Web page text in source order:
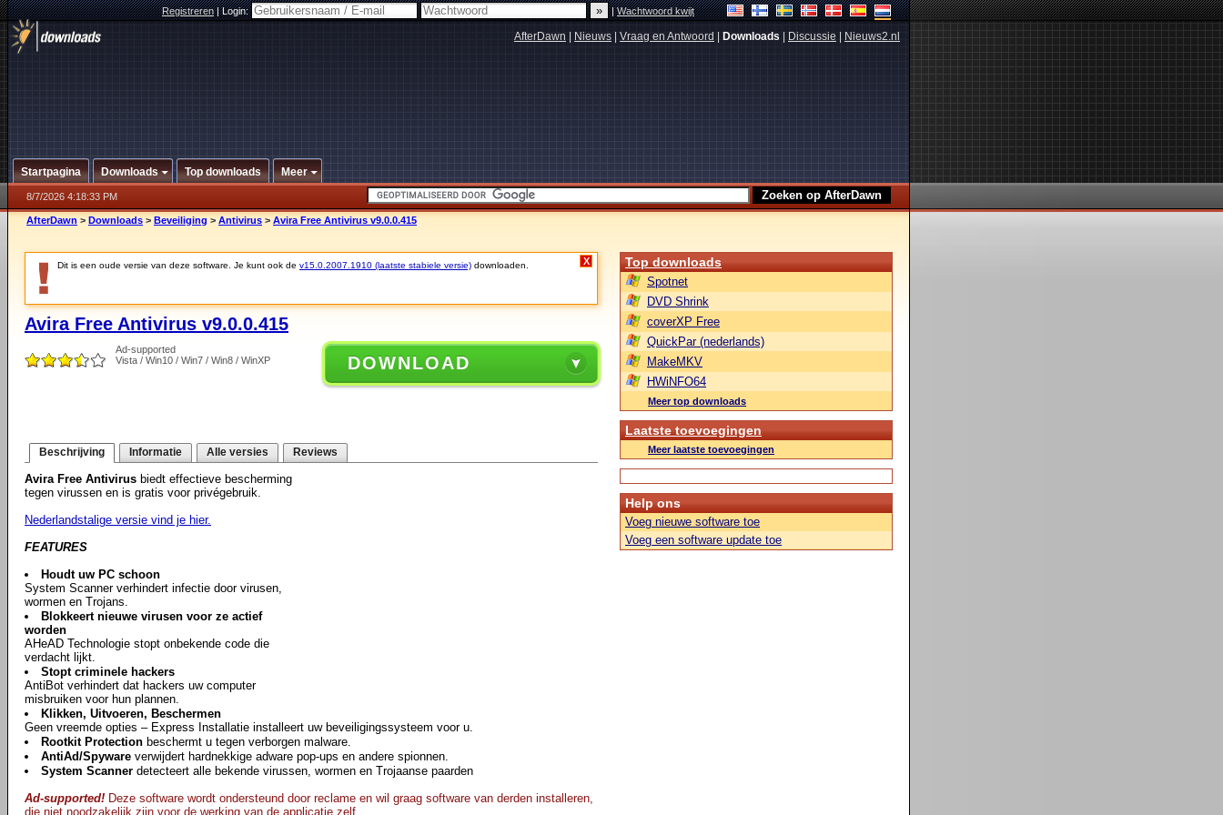
Registreren|Login: |Wachtwoord kwijt
AfterDawn Nieuws Vraag en Antwoord Downloads Discussie Nieuws2.nl
Startpagina Downloads Top downloads Meer
8/7/2026 4:18:33 PM
AfterDawn > Downloads > Beveiliging > Antivirus > Avira Free Antivirus v9.0.0.415
Dit is een oude versie van deze software. Je kunt ook de v15.0.2007.1910 (laatste stabiele versie) downloaden. X
Avira Free Antivirus v9.0.0.415
Ad-supported
Vista / Win10 / Win7 / Win8 / WinXP
DOWNLOAD
Beschrijving Informatie Alle versies Reviews
Avira Free Antivirus biedt effectieve bescherming
tegen virussen en is gratis voor privégebruik.
Nederlandstalige versie vind je hier.
FEATURES
Houdt uw PC schoon
System Scanner verhindert infectie door virusen,
wormen en Trojans.
Blokkeert nieuwe virusen voor ze actief
worden
AHeAD Technologie stopt onbekende code die
verdacht lijkt.
Stopt criminele hackers
AntiBot verhindert dat hackers uw computer
misbruiken voor hun plannen.
Klikken, Uitvoeren, Beschermen
Geen vreemde opties – Express Installatie installeert uw beveiligingssysteem voor u.
Rootkit Protection beschermt u tegen verborgen malware.
AntiAd/Spyware verwijdert hardnekkige adware pop-ups en andere spionnen.
System Scanner detecteert alle bekende virussen, wormen en Trojaanse paarden
Ad-supported! Deze software wordt ondersteund door reclame en wil graag software van derden installeren,
die niet noodzakelijk zijn voor de werking van de applicatie zelf.
Top downloads
Spotnet
DVD Shrink
coverXP Free
QuickPar (nederlands)
MakeMKV
HWiNFO64
Meer top downloads
Laatste toevoegingen
Meer laatste toevoegingen
Help ons
Voeg nieuwe software toe
Voeg een software update toe